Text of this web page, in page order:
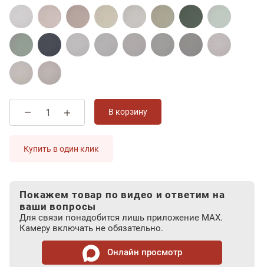
В корзину
Купить в один клик
Покажем товар по видео и ответим на
ваши вопросы
Для связи понадобится лишь приложение MAX.
Камеру включать не обязательно.
Онлайн просмотр